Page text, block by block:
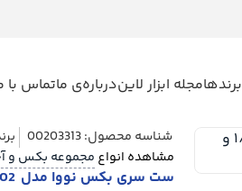
سنگ رومیزیعلف زن شارژیدستگاه
چکش تخریبپمپ مته تیز کنبکس برقی و
برندهامجله ابزار لایندرباره‌ی ماتماس با
شناسه محصول:00203313
مشاهده انواع مجموعه بکس و
ست سری بکس نووا مدل NTS 7002